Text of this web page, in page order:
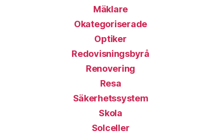
Mäklare
Okategoriserade
Optiker
Redovisningsbyrå
Renovering
Resa
Säkerhetssystem
Skola
Solceller